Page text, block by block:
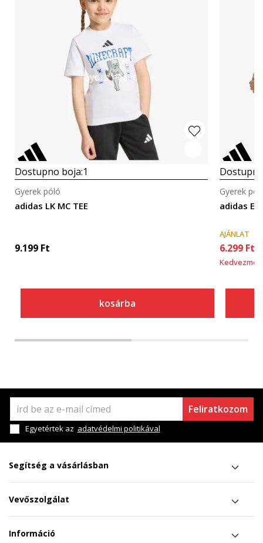
Részletek
Gyors nézet
Dostupno boja:1
adidas LK MC TEE
Gyerek póló
9.199 Ft
kosárba
adidas
Gyerek
AJÁNLAT
6.299 Ft
Feliratkozom
Egyetértek az adatvédelmi politikával
Segítség a vásárlásban
Vevőszolgálat
Információ